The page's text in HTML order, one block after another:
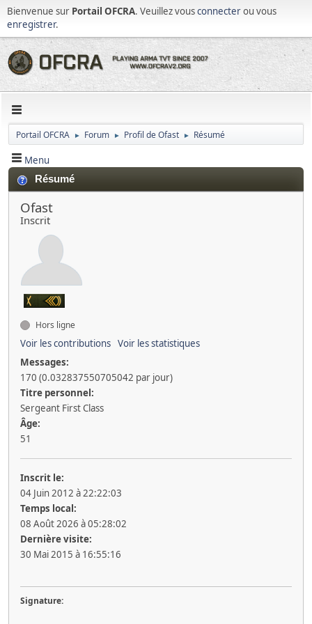
Bienvenue sur Portail OFCRA. Veuillez vousconnecterou vous
enregistrer.
Portail OFCRA ► Forum ► Profil de Ofast ► Résumé
Menu
Résumé
Ofast
Inscrit
Hors ligne
Voir les contributions Voir les statistiques
Messages:
170 (0.032837550705042 par jour)
Titre personnel:
Sergeant First Class
Âge:
51
Inscrit le:
04 Juin 2012 à 22:22:03
Temps local:
08 Août 2026 à 05:28:02
Dernière visite:
30 Mai 2015 à 16:55:16
Signature: